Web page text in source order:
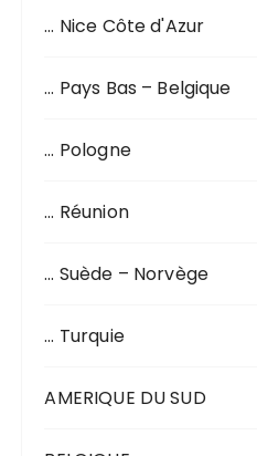
… Nice Côte d'Azur
… Pays Bas – Belgique
… Pologne
… Réunion
… Suède – Norvège
… Turquie
AMERIQUE DU SUD